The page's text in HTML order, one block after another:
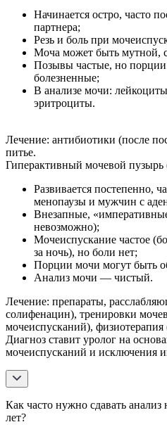
Начинается остро, часто
партнера;
Резь и боль при
Моча может быть мутной,
Позывы частые, но
болезненные;
В анализе мочи:
эритроциты.
Лечение: антибиотики (после
питье.
Гиперактивный мочевой
Развивается постепенно,
менопаузы и мужчин с
Внезапные,
невозможно);
Мочеиспускание частое
за ночь), но боли нет;
Порции мочи могут быть
Анализ мочи — чистый.
Лечение: препараты,
солифенацин), тренировки
мочеиспусканий),
Диагноз ставит уролог на
мочеиспусканий и исключения
Как часто нужно сдавать
лет?